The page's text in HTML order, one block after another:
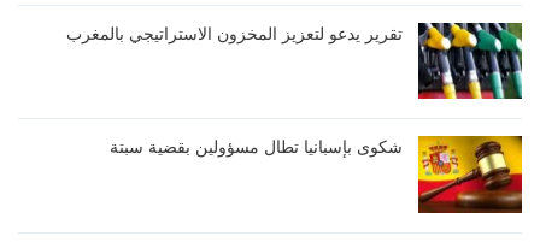
تقرير يدعو لتعزيز المخزون الاستراتيجي بالمغرب
شكوى بإسبانيا تطال مسؤولين بقضية سبتة